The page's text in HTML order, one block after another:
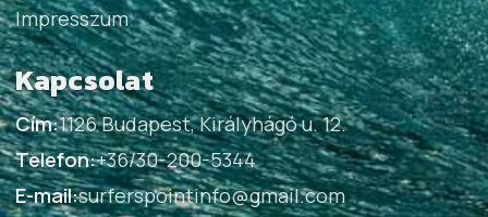
Impresszum
Kapcsolat
Cím:1126 Budapest, Királyhágó u. 12.
Telefon:+36/30-200-5344
E-mail:surferspointinfo@gmail.com